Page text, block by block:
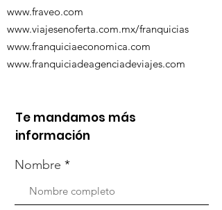
www.fraveo.com
www.viajesenoferta.com.mx/franquicias
www.franquiciaeconomica.com
www.franquiciadeagenciadeviajes.com
Te mandamos más
información
Nombre